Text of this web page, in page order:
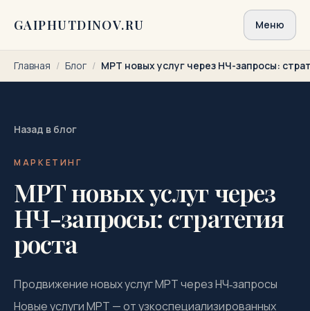
GAIPHUTDINOV.RU Меню
Главная / Блог / МРТ новых услуг через НЧ-запросы:
Назад в блог
МАРКЕТИНГ
МРТ новых услуг через
НЧ-запросы: стратегия
роста
Продвижение новых услуг МРТ через НЧ‑запросы
Новые услуги МРТ — от узкоспециализированных